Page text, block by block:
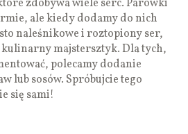
zdobywa wiele serc. Parówki
ale kiedy dodamy do nich
naleśnikowe i roztopiony ser,
majstersztyk. Dla tych,
polecamy dodanie
lub sosów. Spróbujcie tego
się sami!